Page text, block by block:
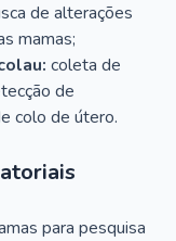
de alterações
mamas;
coleta de
de
colo de útero.
para pesquisa